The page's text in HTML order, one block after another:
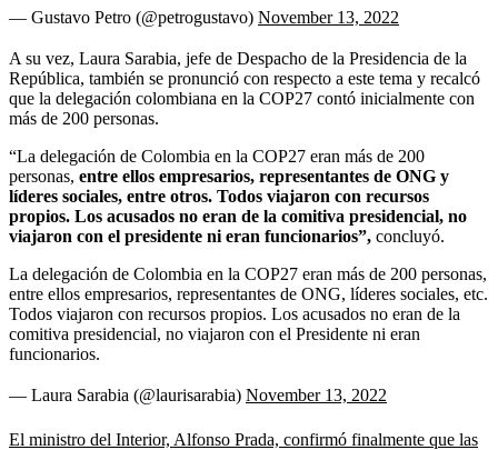
— Gustavo Petro (@petrogustavo) November 13, 2022
A su vez, Laura Sarabia, jefe de Despacho de la Presidencia de la
República, también se pronunció con respecto a este tema y recalcó
que la delegación colombiana en la COP27 contó inicialmente con
más de 200 personas.
“La delegación de Colombia en la COP27 eran más de 200
personas, entre ellos empresarios, representantes de ONG y
líderes sociales, entre otros. Todos viajaron con recursos
propios. Los acusados no eran de la comitiva presidencial, no
viajaron con el presidente ni eran funcionarios”, concluyó.
La delegación de Colombia en la COP27 eran más de 200 personas,
entre ellos empresarios, representantes de ONG, líderes sociales, etc.
Todos viajaron con recursos propios. Los acusados no eran de la
comitiva presidencial, no viajaron con el Presidente ni eran
funcionarios.
— Laura Sarabia (@laurisarabia) November 13, 2022
El ministro del Interior, Alfonso Prada, confirmó finalmente que las